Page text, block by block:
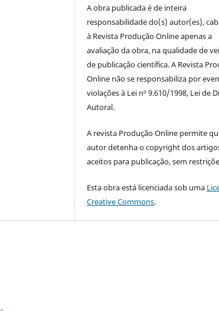
A obra publicada é de inteira
responsabilidade do(s) autor(es),
à Revista Produção Online apenas a
avaliação da obra, na qualidade de
de publicação científica. A Revista
Online não se responsabiliza por
violações à Lei nº 9.610/1998, Lei de
Autoral.
A revista Produção Online permite
autor detenha o copyright dos
aceitos para publicação, sem
Esta obra está licenciada sob uma
Creative Commons.